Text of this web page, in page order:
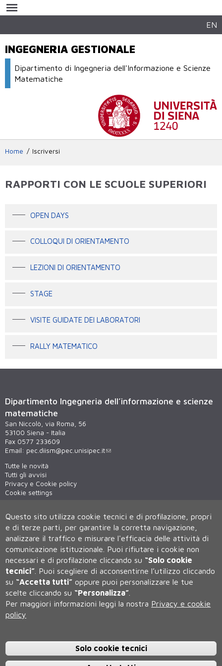
contenuto
EN
INGEGNERIA GESTIONALE
Dipartimento di Ingegneria dell'Informazione e Scienze
Matematiche
Home Iscriversi
RAPPORTI CON LE SCUOLE SUPERIORI
OPEN DAYS
COLLOQUI DI ORIENTAMENTO
LEZIONI DI ORIENTAMENTO
STAGE
VISITE GUIDATE DEI LABORATORI
RALLY MATEMATICO
Dipartimento Ingegneria dell’informazione e scienze
matematiche
San Niccolò, via Roma, 56
53100 Siena - Italia
Fax 0577 233609
Email: pec.diism@pec.unisipec.it
Tutte le novità
Tutti gli avvisi
Privacy e Cookie policy
Cookie settings
Virtual tour
Università degli Studi di Siena
Rettorato, via Banchi di Sotto 55, 53100 Siena ITALIA
P.IVA 00273530527 | C.F. 80002070524 | Caselle Pec:
0577 235555 (dal lunedì al venerdì dalle 9.30 alle 10.30)
Questo sito utilizza cookie tecnici e di profilazione, propri
e di terze parti, per garantire la corretta navigazione,
analizzare il traffico e misurare l'efficacia delle attività di
comunicazione istituzionale. Puoi rifiutare i cookie non
necessari e di profilazione cliccando su “Solo cookie
tecnici” Puoi scegliere di acconsentirne l’utilizzo cliccando
su “Accetta tutti” oppure puoi personalizzare le tue
scelte cliccando su “Personalizza”
Per maggiori informazioni leggi la nostra Privacy e cookie
policy
Solo cookie tecnici